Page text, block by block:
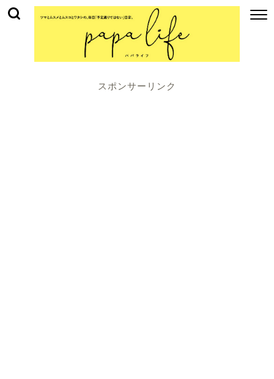
スポンサーリンク